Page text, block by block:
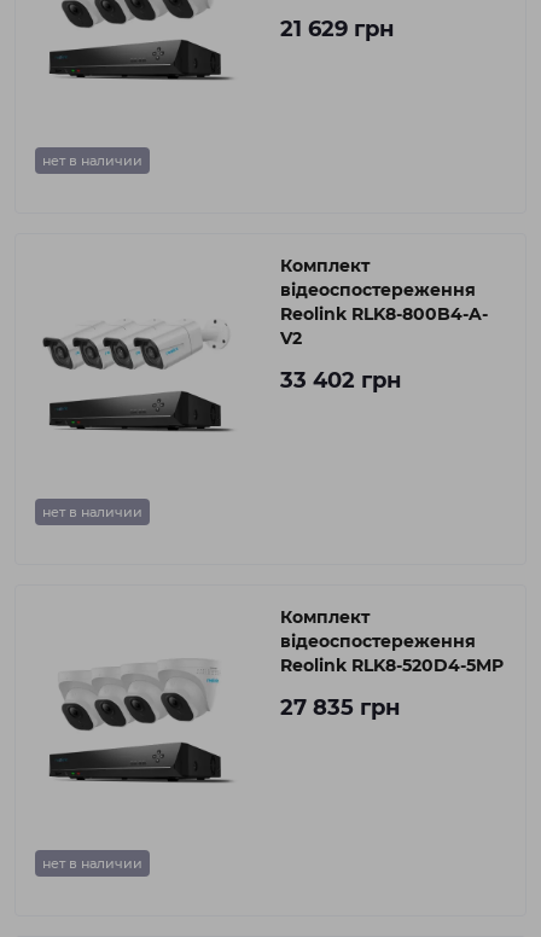
нет в наличии
21 629 грн
нет в наличии
Комплект
відеоспостереження
Reolink RLK8-800B4-A-
V2
33 402 грн
нет в наличии
Комплект
відеоспостереження
Reolink RLK8-520D4-5MP
27 835 грн